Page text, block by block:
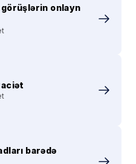
onlayn
barədə